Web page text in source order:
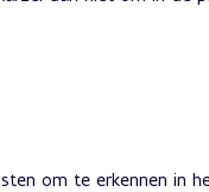
om te erkennen in